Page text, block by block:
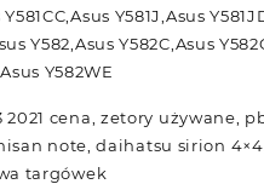
Y581J,Asus
Y582,Asus Y582C,Asus
Y582WE
cena, zetory używane,
note, daihatsu sirion
targówek